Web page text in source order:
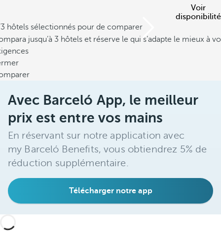
Voir
disponibilité
hôtels sélectionnés pour de comparer
jusqu’à 3 hôtels et réserve le qui s’adapte le mieux à
Avec Barceló App, le meilleur
prix est entre vos mains
En réservant sur notre application avec
my Barceló Benefits, vous obtiendrez 5% de
réduction supplémentaire.
Télécharger notre app
e
i
l
l
e
r
x
e
m
p
e
d
a